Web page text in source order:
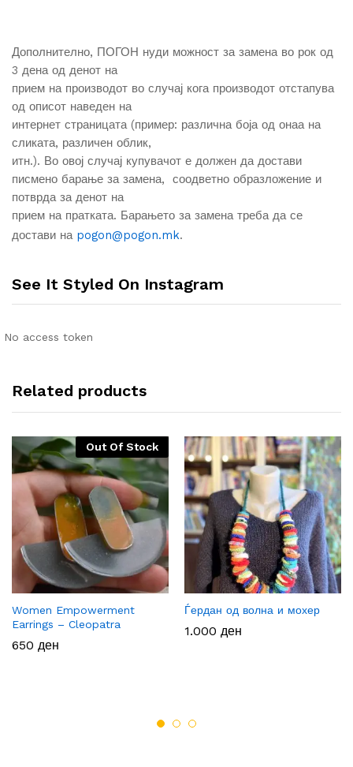
Дополнително, ПОГОН нуди можност за замена во рок од
3 дена од денот на
прием на производот во случај кога производот отстапува
од описот наведен на
интернет страницата (пример: различна боја од онаа на
сликата, различен облик,
итн.). Во овој случај купувачот е должен да достави
писмено барање за замена, соодветно образложение и
потврда за денот на
прием на пратката. Барањето за замена треба да се
достави на pogon@pogon.mk.
See It Styled On Instagram
No access token
Related products
Out Of Stock
Women Empowerment
Earrings – Cleopatra
650 ден
Ѓердан од волна и мохер
1.000 ден